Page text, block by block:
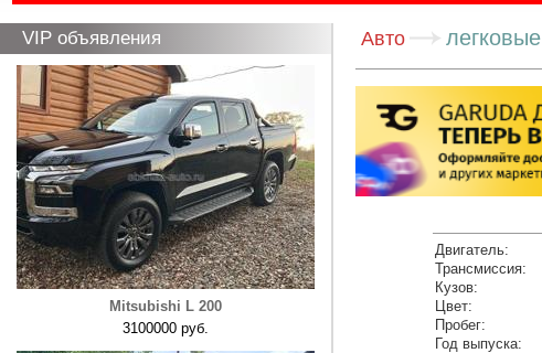
VIP объявления
Mitsubishi L 200
3100000 руб.
Авто легковые
Двигатель:
Трансмиссия:
Кузов:
Цвет:
Пробег:
Год выпуска: